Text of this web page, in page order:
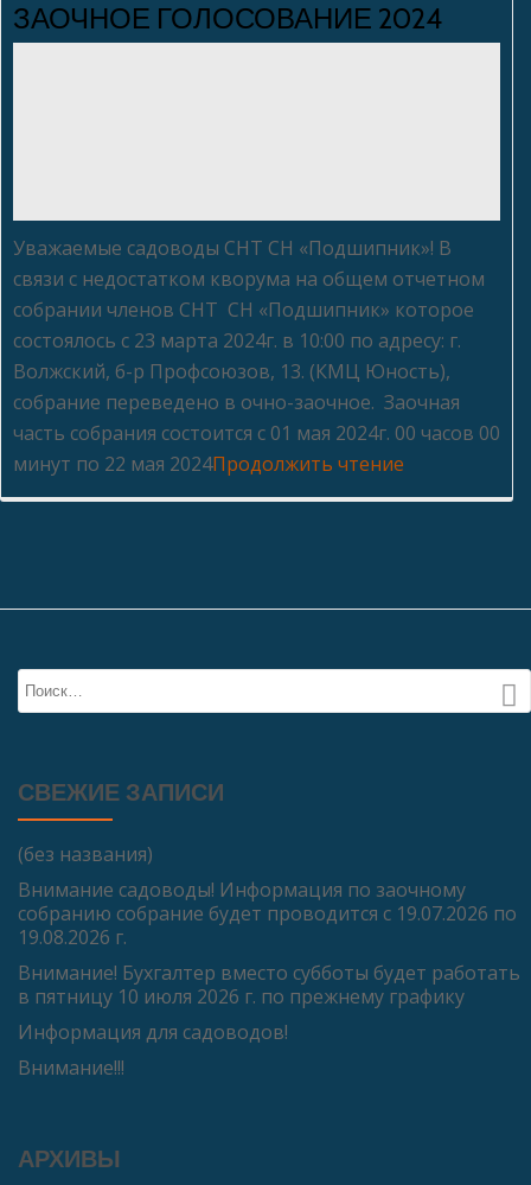
ЗАОЧНОЕ ГОЛОСОВАНИЕ 2024
Уважаемые садоводы СНТ СН «Подшипник»! В
связи с недостатком кворума на общем отчетном
собрании членов СНТ СН «Подшипник» которое
состоялось с 23 марта 2024г. в 10:00 по адресу: г.
Волжский, б-р Профсоюзов, 13. (КМЦ Юность),
собрание переведено в очно-заочное. Заочная
часть собрания состоится с 01 мая 2024г. 00 часов 00
минут по 22 мая 2024Продолжить чтение
голосование
СВЕЖИЕ ЗАПИСИ
(без названия)
Внимание садоводы! Информация по заочному
собранию собрание будет проводится с 19.07.2026 по
19.08.2026 г.
Внимание! Бухгалтер вместо субботы будет работать
в пятницу 10 июля 2026 г. по прежнему графику
Информация для садоводов!
Внимание!!!
АРХИВЫ